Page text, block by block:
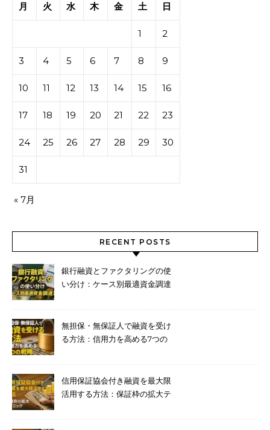
月
火 水 木 金 土 日
1 2
3 4 5 6 7 8 9
10 11 12 13 14 15 16
17 18 19 20 21 22 23
24 25 26 27 28 29 30
31
« 7月
RECENT POSTS
銀行融資とファクタリングの使
い分け：ケース別最適資金調達
無担保・無保証人で融資を受け
る方法：信用力を高める7つの
信用保証協会付き融資を最大限
活用する方法：保証枠の拡大テ